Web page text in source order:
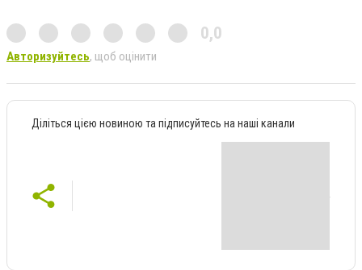
0,0
Авторизуйтесь, щоб оцінити
Діліться цією новиною та підписуйтесь на наші канали